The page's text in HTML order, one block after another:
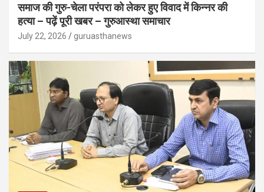
समाज की गुरु-चेला परंपरा को लेकर हुए विवाद में किन्नर की
हत्या – पढ़ें पूरी खबर – गुरुआस्था समाचार
July 22, 2026 guruasthanews